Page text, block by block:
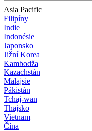
Asia Pacific
Filipíny
Indie
Indonésie
Japonsko
Jižní Korea
Kambodža
Kazachstán
Malajsie
Pákistán
Tchaj-wan
Thajsko
Vietnam
Čína